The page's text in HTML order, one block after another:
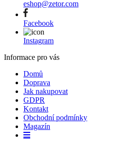
eshop@zetor.com
Facebook
Instagram
Informace pro vás
Domů
Doprava
Jak nakupovat
GDPR
Kontakt
Obchodní podmínky
Magazín